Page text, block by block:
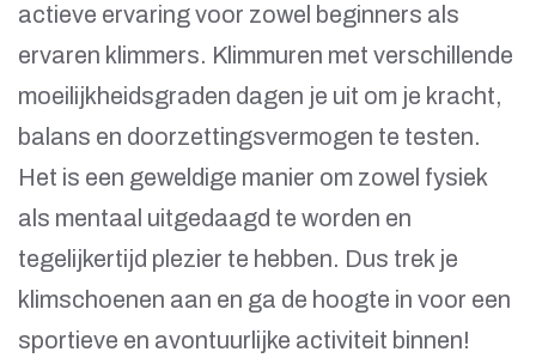
actieve ervaring voor zowel beginners als
ervaren klimmers. Klimmuren met verschillende
moeilijkheidsgraden dagen je uit om je kracht,
balans en doorzettingsvermogen te testen.
Het is een geweldige manier om zowel fysiek
als mentaal uitgedaagd te worden en
tegelijkertijd plezier te hebben. Dus trek je
klimschoenen aan en ga de hoogte in voor een
sportieve en avontuurlijke activiteit binnen!